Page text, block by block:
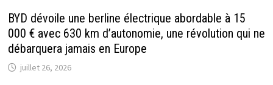
BYD dévoile une berline électrique abordable à 15
000 € avec 630 km d’autonomie, une révolution qui ne
débarquera jamais en Europe
juillet 26, 2026